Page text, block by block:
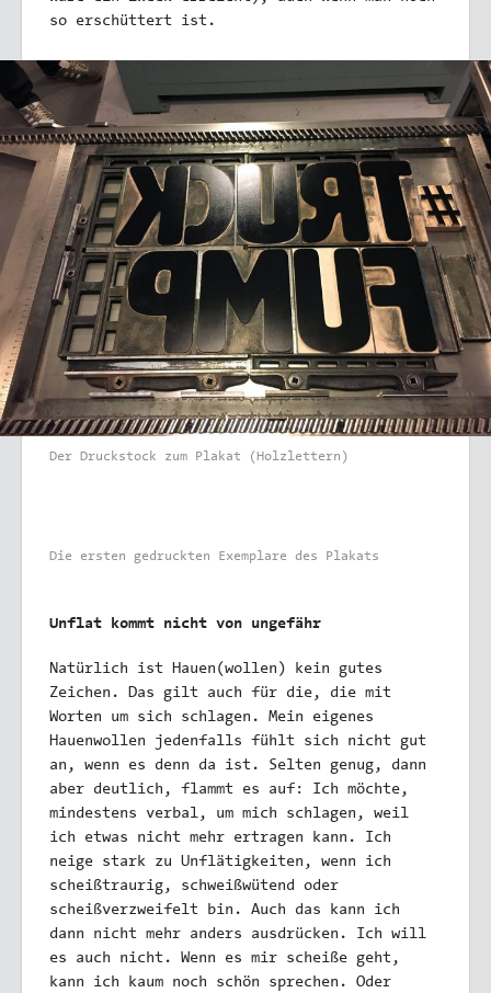
so erschüttert ist.
Der Druckstock zum Plakat (Holzlettern)
Die ersten gedruckten Exemplare des Plakats
Unflat kommt nicht von ungefähr
Natürlich ist Hauen(wollen) kein gutes
Zeichen. Das gilt auch für die, die mit
Worten um sich schlagen. Mein eigenes
Hauenwollen jedenfalls fühlt sich nicht gut
an, wenn es denn da ist. Selten genug, dann
aber deutlich, flammt es auf: Ich möchte,
mindestens verbal, um mich schlagen, weil
ich etwas nicht mehr ertragen kann. Ich
neige stark zu Unflätigkeiten, wenn ich
scheißtraurig, schweißwütend oder
scheißverzweifelt bin. Auch das kann ich
dann nicht mehr anders ausdrücken. Ich will
es auch nicht. Wenn es mir scheiße geht,
kann ich kaum noch schön sprechen. Oder